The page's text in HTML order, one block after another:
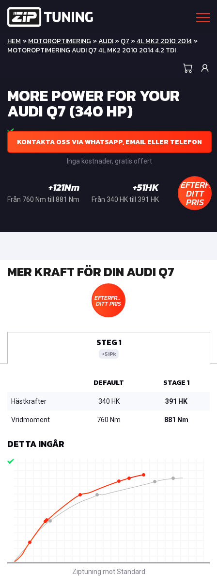
HEM »MOTOROPTIMERING »AUDI»Q7 »4L MK2 2010 2014»
MOTOROPTIMERING AUDI Q7 4L MK2 2010 2014 4.2 TDI
MORE POWER FOR YOUR
AUDI Q7 (340 HP)
KONTAKTA OSS VIA WHATSAPP, EMAIL ELLER TELEFON
Inga kostnader, gratis offert
+121Nm
Från 760 Nm till 881 Nm
+51HK
Från 340 HK till 391 HK DITT
PRIS
MER KRAFT FÖR DIN AUDI Q7
EFTERFRÅGA
DITT PRIS
STEG 1
+51Pk
DEFAULT STAGE 1
Hästkrafter 340 HK 391 HK
Vridmoment 760 Nm 881 Nm
DETTA INGÅR
Ziptuning mot Standard